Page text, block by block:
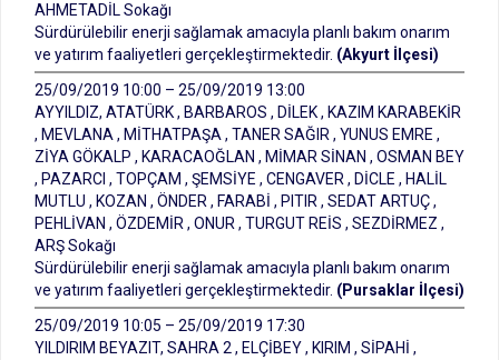
AHMETADİL Sokağı
Sürdürülebilir enerji sağlamak amacıyla planlı bakım onarım
ve yatırım faaliyetleri gerçekleştirmektedir. (Akyurt İlçesi)
25/09/2019 10:00 – 25/09/2019 13:00
AYYILDIZ, ATATÜRK , BARBAROS , DİLEK , KAZIM KARABEKİR
, MEVLANA , MİTHATPAŞA , TANER SAĞIR , YUNUS EMRE ,
ZİYA GÖKALP , KARACAOĞLAN , MİMAR SİNAN , OSMAN BEY
, PAZARCI , TOPÇAM , ŞEMSİYE , CENGAVER , DİCLE , HALİL
MUTLU , KOZAN , ÖNDER , FARABİ , PITIR , SEDAT ARTUÇ ,
PEHLİVAN , ÖZDEMİR , ONUR , TURGUT REİS , SEZDİRMEZ ,
ARŞ Sokağı
Sürdürülebilir enerji sağlamak amacıyla planlı bakım onarım
ve yatırım faaliyetleri gerçekleştirmektedir. (Pursaklar İlçesi)
25/09/2019 10:05 – 25/09/2019 17:30
YILDIRIM BEYAZIT, SAHRA 2 , ELÇİBEY , KIRIM , SİPAHİ ,